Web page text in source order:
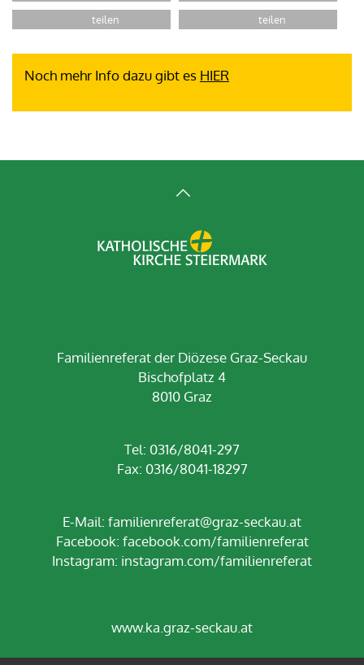
Noch mehr Info dazu gibt es HIER
Familienreferat der Diözese Graz-Seckau
Bischofplatz 4
8010 Graz
Tel: 0316/8041-297
Fax: 0316/8041-18297
E-Mail: familienreferat@graz-seckau.at
Facebook: facebook.com/familienreferat
Instagram: instagram.com/familienreferat
www.ka.graz-seckau.at